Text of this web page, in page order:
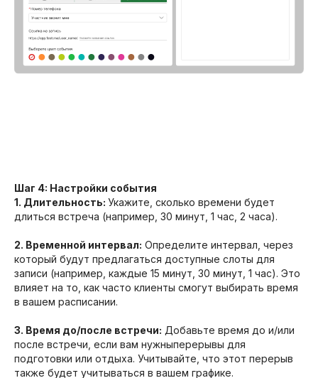
Шаг 4: Настройки события
1. Длительность: Укажите, сколько времени будет
длиться встреча (например, 30 минут, 1 час, 2 часа).
2. Временной интервал: Определите интервал, через
который будут предлагаться доступные слоты для
записи (например, каждые 15 минут, 30 минут, 1 час). Это
влияет на то, как часто клиенты смогут выбирать время
в вашем расписании.
3. Время до/после встречи: Добавьте время до и/или
после встречи, если вам нужныперерывы для
подготовки или отдыха. Учитывайте, что этот перерыв
также будет учитываться в вашем графике.